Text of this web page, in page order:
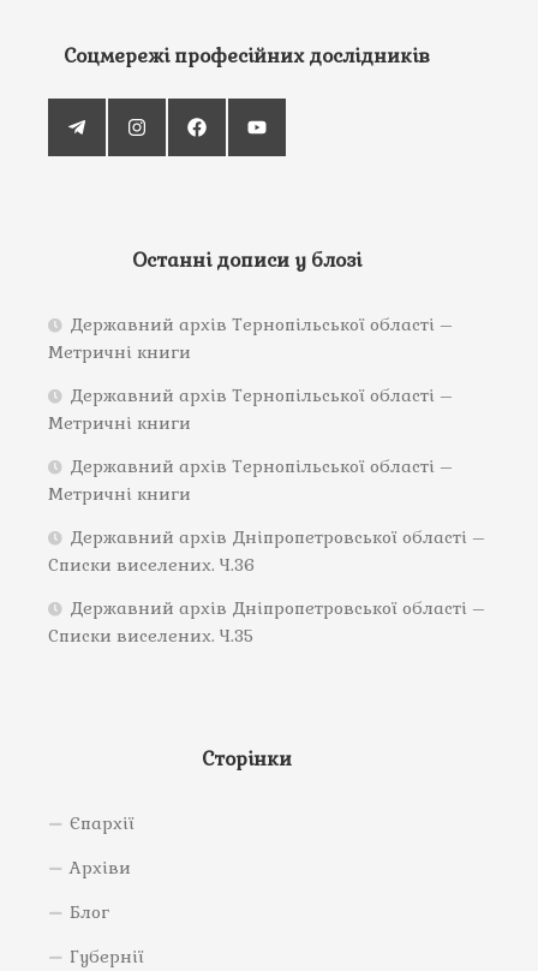
Соцмережі професійних дослідників
Останні дописи у блозі
Державний архів Тернопільської області –
Метричні книги
Державний архів Тернопільської області –
Метричні книги
Державний архів Тернопільської області –
Метричні книги
Державний архів Дніпропетровської області –
Списки виселених. Ч.36
Державний архів Дніпропетровської області –
Списки виселених. Ч.35
Сторінки
Єпархії
Архіви
Блог
Губернії